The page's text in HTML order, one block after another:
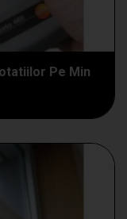
Pe Min